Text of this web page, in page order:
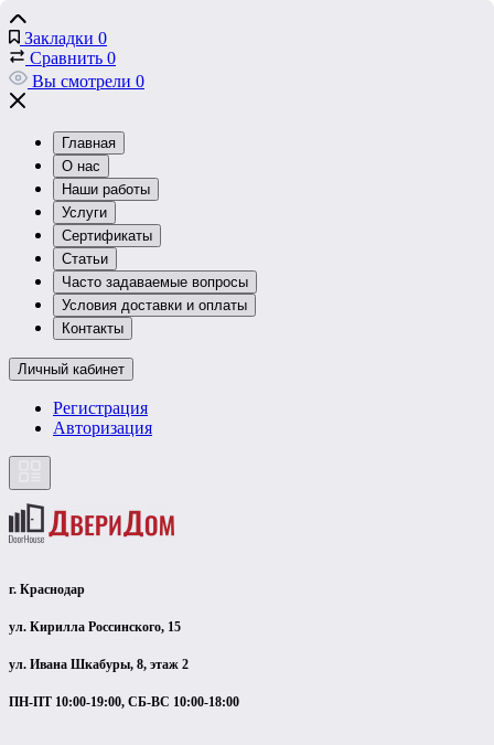
Закладки 0
Сравнить 0
Вы смотрели 0
Главная
О нас
Наши работы
Услуги
Сертификаты
Статьи
Часто задаваемые вопросы
Условия доставки и оплаты
Контакты
Личный кабинет
Регистрация
Авторизация
г. Краснодар
ул. Кирилла Россинского, 15
ул. Ивана Шкабуры, 8, этаж 2
ПН-ПТ 10:00-19:00, СБ-ВС 10:00-18:00